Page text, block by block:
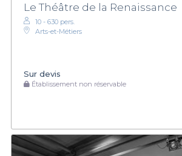
Le Théâtre de la Renaissance
10 - 630 pers.
Arts-et-Métiers
Sur devis
Établissement non réservable